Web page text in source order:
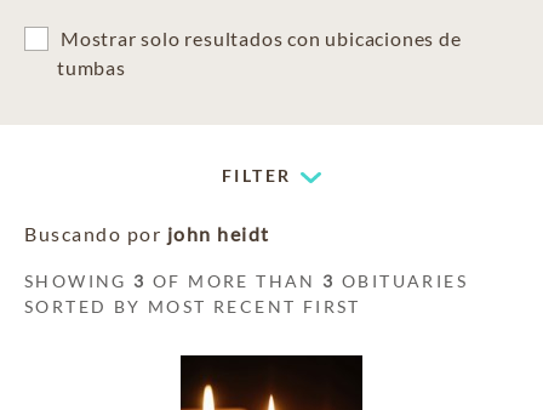
Mostrar solo resultados con ubicaciones de
tumbas
FILTER
Buscando por john heidt
SHOWING 3 OF MORE THAN 3 OBITUARIES
SORTED BY MOST RECENT FIRST